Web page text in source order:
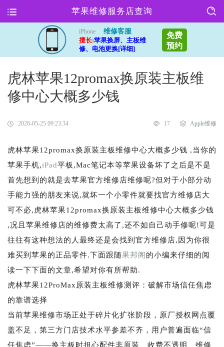
苹果维修服务店查询
iPhone
维修客服
擅长:苹果换屏、主板维
修、电池更换[详细]
免费
预约
虎林苹果12promax换原装主板维
修中心大概多少钱
2026-05-25 09:23:34 17 Apple维修
虎林苹果12promax换原装主板维修中心大概多少钱 ,当你的
苹果手机,iPad平板,Mac笔记本等苹果设备坏了之后是不是
首先想到的就是去苹果官方维修店维修呢?但对于小部分动
手能力强的朋友来说,就坏一个小零件就要找官方维修店大
可不必,虎林苹果12promax换原装主板维修中心大概多少钱
,况且苹果维修店的维修费太高了,还不如自己动手修呢!可是
往往有这种想法的人最终还是会找到官方维修店,因为你很
难买到苹果的正品零件.下面跟随果邦阁的小编来仔细的阅
读一下下面的文章,希望对你有所帮助.
虎林苹果12ProMax原装主板维修测评：破解市场信任焦虑
的靠谱选择
当前苹果维修市场正处于碎片化扩张阶段，原厂授权网点覆
盖不足，第三方门店技术水平参差不齐，用户普遍面临“信
任焦虑”——换主板时担心配件非原装、收费不透明、维修